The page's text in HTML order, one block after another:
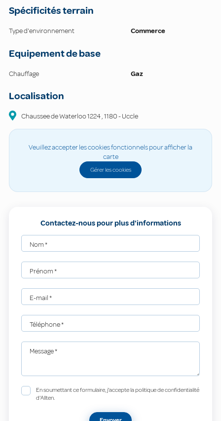
Spécificités terrain
Type d'environnement Commerce
Equipement de base
Chauffage Gaz
Localisation
Chaussee de Waterloo1224,1180-Uccle
Veuillez accepter les cookies fonctionnels pour afficher la
carte
Gérer les cookies
Contactez-nous pour plus d'informations
Nom*
Prénom*
E-mail*
Téléphone*
Message*
En soumettant ce formulaire, j'accepte la politique de confidentialité
d'Allten.